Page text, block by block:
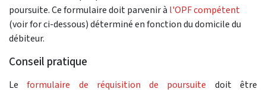
poursuite. Ce formulaire doit parvenir à l'OPF compétent
(voir for ci-dessous) déterminé en fonction du domicile du
débiteur.
Conseil pratique
Leformulaire de réquisition de poursuite doit être